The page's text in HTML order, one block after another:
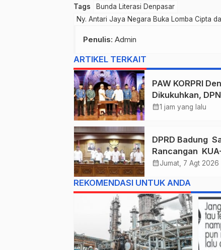
Tags
Bunda Literasi Denpasar
Ny. Antari Jaya Negara Buka Lomba Cipta
Penulis: Admin
ARTIKEL TERKAIT
PAW KORPRI
Dikukuhkan, DPN
Apresiasi
Rentan
calendar_month1 jam yang lalu
DPRD Badung
Rancangan KUA-
2027, Anggaran
Rp. 11 Triliun
calendar_monthJumat, 7 Agt 2026
REKOMENDASI UNTUK ANDA